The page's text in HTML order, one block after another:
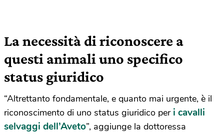
La necessità di riconoscere a
questi animali uno specifico
status giuridico
“Altrettanto fondamentale, e quanto mai urgente, è il
riconoscimento di uno status giuridico per i cavalli
selvaggi dell’Aveto”, aggiunge la dottoressa